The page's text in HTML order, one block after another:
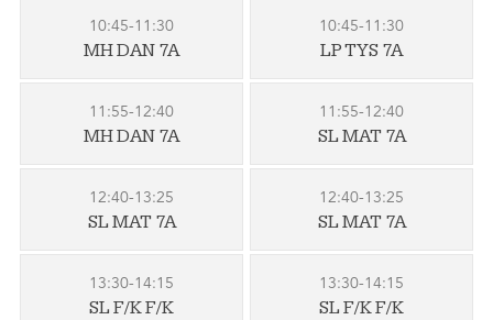
10:45-11:30
MH DAN 7A
11:55-12:40
MH DAN 7A
12:40-13:25
SL MAT 7A
13:30-14:15
SL F/K F/K
10:45-11:30
LP TYS 7A
11:55-12:40
SL MAT 7A
12:40-13:25
SL MAT 7A
13:30-14:15
SL F/K F/K